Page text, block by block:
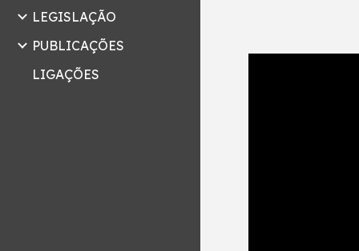
LEGISLAÇÃO
PUBLICAÇÕES
LIGAÇÕES